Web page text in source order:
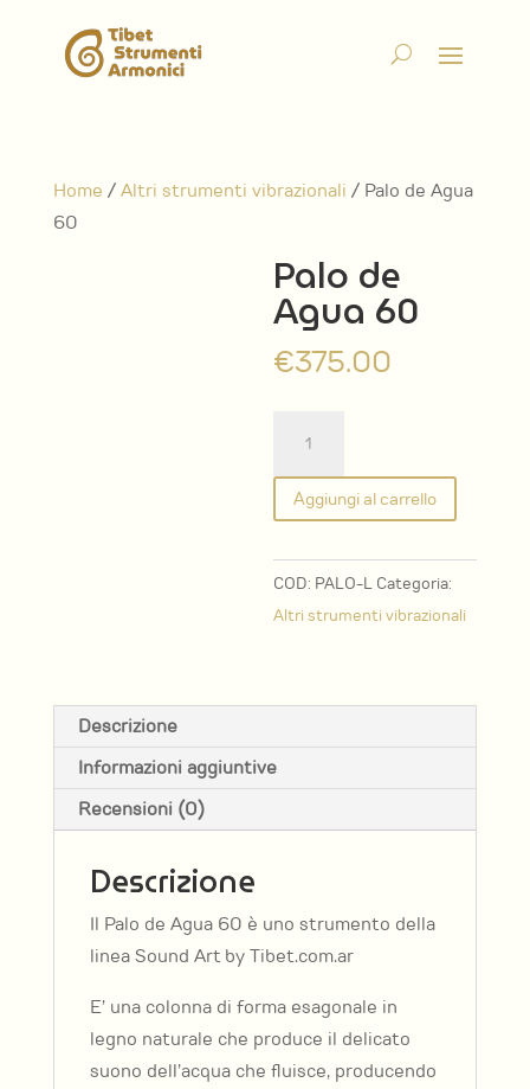
Home /Altri strumenti vibrazionali / Palo de Agua
60
Palo de
Agua 60
€375.00
Agua
60
quantità
Aggiungi al carrello
COD: PALO-L Categoria:
Altri strumenti vibrazionali
Descrizione
Informazioni aggiuntive
Recensioni (0)
Descrizione
Il Palo de Agua 60 è uno strumento della
linea Sound Art by Tibet.com.ar
E’ una colonna di forma esagonale in
legno naturale che produce il delicato
suono dell’acqua che fluisce, producendo